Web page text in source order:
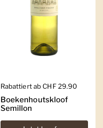
Regulärer Preis
Rabattiert ab CHF 29.90
Boekenhoutskloof
Semillon